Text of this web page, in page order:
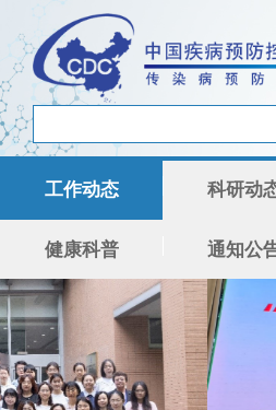
工作动态 科研动
健康科普 通知公